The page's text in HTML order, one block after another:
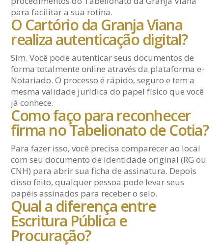
para facilitar a sua rotina.
O Cartório da Granja Viana
realiza autenticação digital?
Sim. Você pode autenticar seus documentos de
forma totalmente online através da plataforma e-
Notariado. O processo é rápido, seguro e tem a
mesma validade jurídica do papel físico que você
já conhece.
Como faço para reconhecer
firma no Tabelionato de Cotia?
Para fazer isso, você precisa comparecer ao local
com seu documento de identidade original (RG ou
CNH) para abrir sua ficha de assinatura. Depois
disso feito, qualquer pessoa pode levar seus
papéis assinados para receber o selo.
Qual a diferença entre
Escritura Pública e
Procuração?